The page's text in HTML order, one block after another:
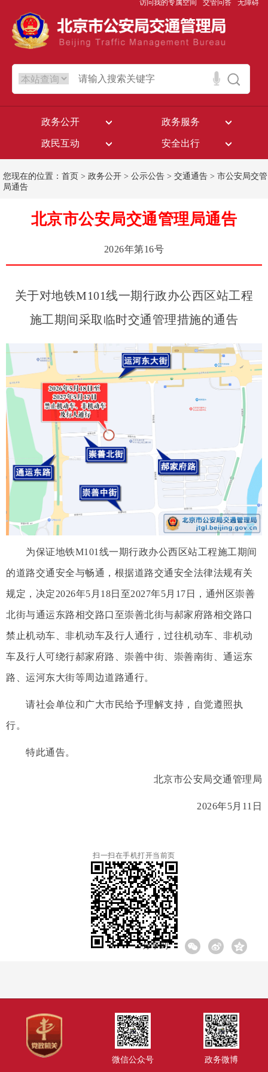
访问我的专属空间 交管问答 无障碍
政务公开 政务服务
政民互动 安全出行
您现在的位置： 首页 > 政务公开 > 公示公告 > 交通通告 > 市公安局交管
局通告
北京市公安局交通管理局通告
2026年第16号
关于对地铁M101线一期行政办公西区站工程
施工期间采取临时交通管理措施的通告
为保证地铁M101线一期行政办公西区站工程施工期间
的道路交通安全与畅通，根据道路交通安全法律法规有关
规定，决定2026年5月18日至2027年5月17日，通州区崇善
北街与通运东路相交路口至崇善北街与郝家府路相交路口
禁止机动车、非机动车及行人通行，过往机动车、非机动
车及行人可绕行郝家府路、崇善中街、崇善南街、通运东
路、运河东大街等周边道路通行。
请社会单位和广大市民给予理解支持，自觉遵照执
行。
特此通告。
北京市公安局交通管理局
2026年5月11日
扫一扫在手机打开当前页
分享到:
微信公众号 政务微博